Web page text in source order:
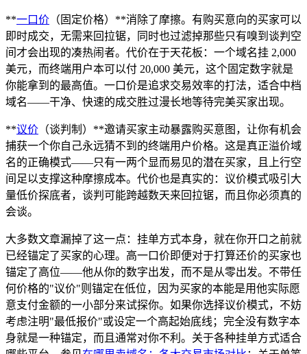
**一口价 （固定价格）**消除了摩擦。有购买意向的买家可以
即时成交，无需来回拉锯，同时也过滤掉那些只有嗅到谈判空
间才会出现的凑热闹者。代价在于天花板：一个域名挂 2,000
美元，而终端用户本可以付 20,000 美元，这个固定数字就是
你能拿到的最高值。一口价是追求交易效率的打法，适合中档
域名——干净、快速的成交胜过漫长地等待完美买家出现。
**议价 （谈判制）**邀请买家主动暴露购买意图，让你有机会
捕获一个你自己永远猜不到的终端用户价格。这是真正溢价域
名的正确模式——只有一两个显而易见的潜在买家，且上行空
间足以支撑这种摩擦成本。代价也是真实的：议价模式吸引大
量低价探底者，谈判可能跨越数天来回拉锯，而且你必须真的
会谈。
大多数文章漏掉了这一点：挂单方式本身，就在你开口之前就
已经锚定了买家的心理。高一口价即便对于打算还价的买家也
锚定了高位——他从你的数字出发，而不是从零出发。不带任
何价格的"议价"则锚定在低位，因为买家的本能是用他实际愿
意支付金额的一小部分来试探你。如果你选择议价模式，不妨
考虑注明"最低报价"或设定一个高起始底线；完全没有数字本
身就是一种锚定，而且通常对你不利。关于各种挂单方式适合